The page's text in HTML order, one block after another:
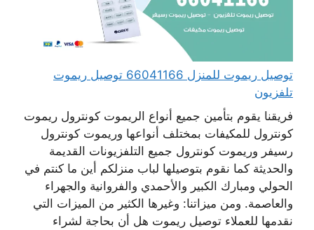
توصيل ريموت للمنزل 66041166 توصيل ريموت
تلفزيون
فريقنا يقوم بتأمين جميع أنواع الريموت كونترول ريموت
كونترول للمكيفات بمختلف أنواعها وريموت كونترول
رسيفر وريموت كونترول جميع التلفزيونات القديمة
والحديثة كما نقوم بتوصيلها لباب منزلكم أين ما كنتم في
الحولي ومبارك الكبير والأحمدي والفروانية والجهراء
والعاصمة. ومن ميزاتنا: وغيرها الكثير من الميزات التي
نقدمها للعملاء توصيل ريموت هل أن بحاجة لشراء